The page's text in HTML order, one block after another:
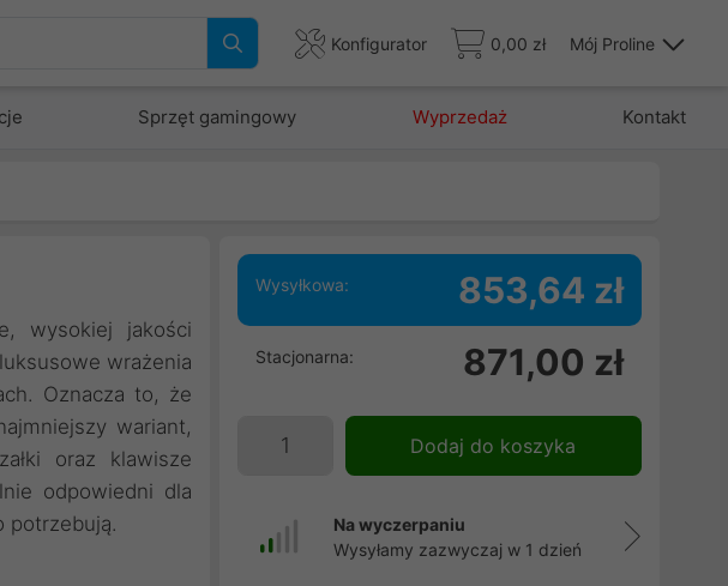
Konfigurator 0,00 zł Mój Proline
Sprzęt gamingowy Wyprzedaż Kontakt
wysokiej jakości
wrażenia
Oznacza to, że
wariant,
oraz klawisze
odpowiedni dla
potrzebują.
Wysyłkowa: 853,64 zł
Stacjonarna: 871,00 zł
Dodaj do koszyka
Na wyczerpaniu
Wysyłamy zazwyczaj w 1 dzień